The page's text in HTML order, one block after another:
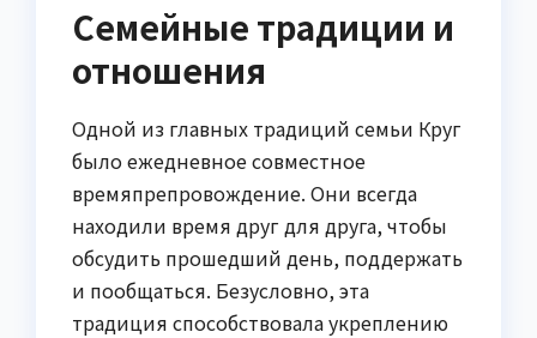
Семейные традиции и
отношения
Одной из главных традиций семьи Круг
было ежедневное совместное
времяпрепровождение. Они всегда
находили время друг для друга, чтобы
обсудить прошедший день, поддержать
и пообщаться. Безусловно, эта
традиция способствовала укреплению